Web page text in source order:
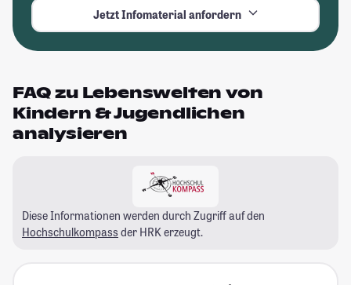
Jetzt Infomaterial anfordern
FAQ zu Lebenswelten von
Kindern & Jugendlichen
analysieren
Diese Informationen werden durch Zugriff auf den
Hochschulkompass der HRK erzeugt.